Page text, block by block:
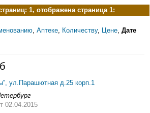
1, отображена страница 1:
Аптеке Количеству, Цене Дате
ул.Парашютная д.25 корп.1
02.04.2015